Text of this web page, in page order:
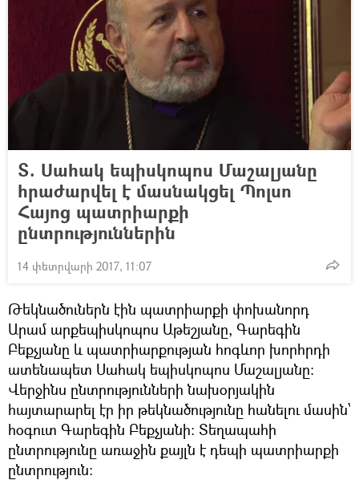
Տ. Սահակ եպիսկոպոս Մաշալյանը
հրաժարվել է մասնակցել Պոլսո
Հայոց պատրիարքի
ընտրություններին
14 փետրվարի 2017, 11:07
Թեկնածուներն էին պատրիարքի փոխանորդ
Արամ արքեպիսկոպոս Աթեշյանը, Գարեգին
Բեքչյանը և պատրիարքության հոգևոր խորհրդի
ատենապետ Սահակ եպիսկոպոս Մաշալյանը:
Վերջինս ընտրությունների նախօրյակին
հայտարարել էր իր թեկնածությունը հանելու մասին՝
հօգուտ Գարեգին Բեքչյանի: Տեղապահի
ընտրությունը առաջին քայլն է դեպի պատրիարքի
ընտրություն: